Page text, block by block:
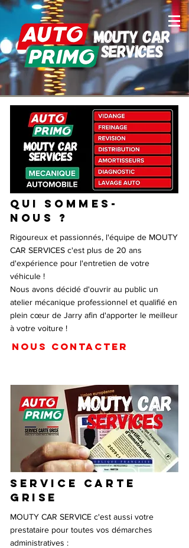
QUI SOMMES-
NOUS ?
Rigoureux et passionnés, l'équipe de MOUTY
CAR SERVICES c'est plus de 20 ans
d'expérience pour l'entretien de votre
véhicule !
Nous avons décidé d'ouvrir au public un
atelier mécanique professionnel et qualifié en
plein cœur de Jarry afin d'apporter le meilleur
à votre voiture !
NOUS CONTACTER
SERVICE carte
grise
MOUTY CAR SERVICE c'est aussi votre
prestataire pour toutes vos démarches
administratives :